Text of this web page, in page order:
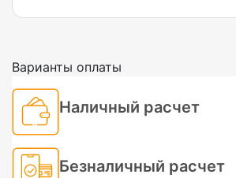
Варианты оплаты
Наличный расчет
Безналичный расчет